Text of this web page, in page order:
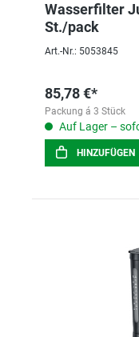
Wasserfilter
St./pack
Art.-Nr.: 5053845
85,78 €*
Packung á 3 Stück
Auf Lager –
HINZUFÜGEN